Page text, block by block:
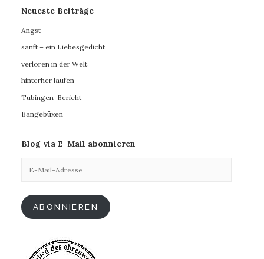
Neueste Beiträge
Angst
sanft – ein Liebesgedicht
verloren in der Welt
hinterher laufen
Tübingen-Bericht
Bangebüxen
Blog via E-Mail abonnieren
Mail-
ABONNIEREN